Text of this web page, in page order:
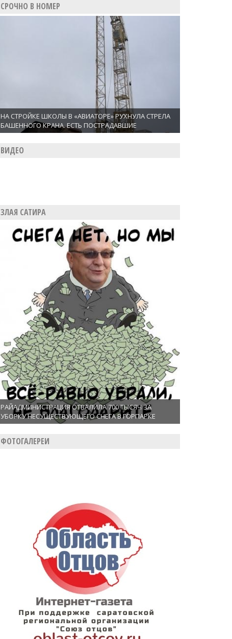
СРОЧНО В НОМЕР
НА СТРОЙКЕ ШКОЛЫ В «АВИАТОРЕ» РУХНУЛА СТРЕЛА
БАШЕННОГО КРАНА. ЕСТЬ ПОСТРАДАВШИЕ
ВИДЕО
ЗЛАЯ САТИРА
РАЙАДМИНИСТРАЦИЯ ОТВАЛИЛА 700 ТЫСЯЧ ЗА
УБОРКУ НЕСУЩЕСТВУЮЩЕГО СНЕГА В ГОРПАРКЕ
ФОТОГАЛЕРЕИ